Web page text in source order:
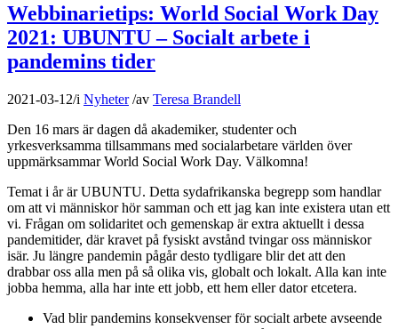
Webbinarietips: World Social Work Day
2021: UBUNTU – Socialt arbete i
pandemins tider
2021-03-12/i Nyheter /av Teresa Brandell
Den 16 mars är dagen då akademiker, studenter och
yrkesverksamma tillsammans med socialarbetare världen över
uppmärksammar World Social Work Day. Välkomna!
Temat i år är UBUNTU. Detta sydafrikanska begrepp som handlar
om att vi människor hör samman och ett jag kan inte existera utan ett
vi. Frågan om solidaritet och gemenskap är extra aktuellt i dessa
pandemitider, där kravet på fysiskt avstånd tvingar oss människor
isär. Ju längre pandemin pågår desto tydligare blir det att den
drabbar oss alla men på så olika vis, globalt och lokalt. Alla kan inte
jobba hemma, alla har inte ett jobb, ett hem eller dator etcetera.
Vad blir pandemins konsekvenser för socialt arbete avseende